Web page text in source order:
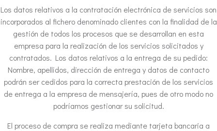
Los datos relativos a la contratación electrónica de servicios son
incorporados al fichero denominado clientes con la finalidad de la
gestión de todos los procesos que se desarrollan en esta
empresa para la realización de los servicios solicitados y
contratados. Los datos relativos a la entrega de su pedido:
Nombre, apellidos, dirección de entrega y datos de contacto
podrán ser cedidos para la correcta prestación de los servicios
de entrega a la empresa de mensajería, pues de otro modo no
podríamos gestionar su solicitud.
El proceso de compra se realiza mediante tarjeta bancaria a